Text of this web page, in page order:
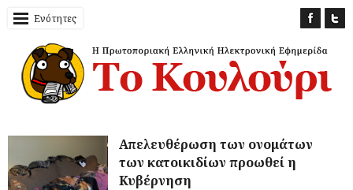
Ενότητες
Απελευθέρωση των ονομάτων
των κατοικιδίων προωθεί η
Κυβέρνηση